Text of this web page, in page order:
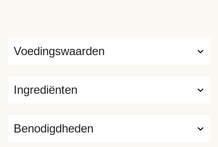
Ingrediënten
Voedingswaarden
Benodigdheden